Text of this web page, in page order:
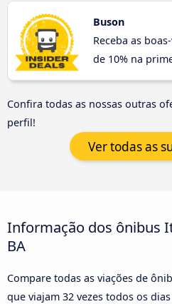
Buson
Receba as
de 10% na
Confira todas as nossas outras
perfil!
Ver todas as
Informação dos ônibus
BA
Compare todas as viações de
que viajam 32 vezes todos os